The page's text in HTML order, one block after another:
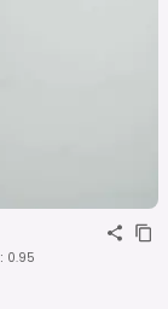
: 0.95